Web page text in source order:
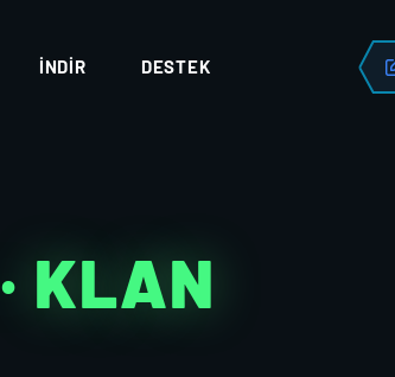
İNDIR DESTEK
· KLAN